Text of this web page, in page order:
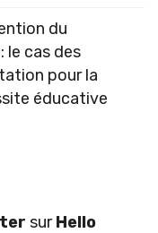
du
le cas des
pour la
éducative
surHello